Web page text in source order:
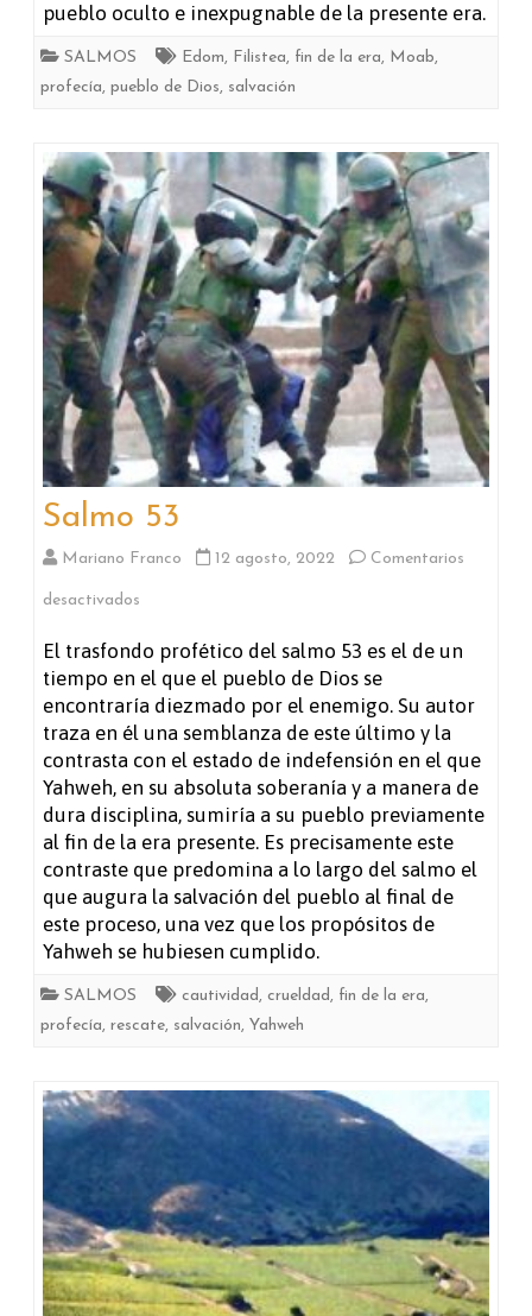
pueblo oculto e inexpugnable de la presente era.
SALMOS Edom, Filistea, fin de la era, Moab,
profecía, pueblo de Dios, salvación
Salmo 53
Mariano Franco 12 agosto, 2022 Comentarios
desactivados
Salmo
53
El trasfondo profético del salmo 53 es el de un
tiempo en el que el pueblo de Dios se
encontraría diezmado por el enemigo. Su autor
traza en él una semblanza de este último y la
contrasta con el estado de indefensión en el que
Yahweh, en su absoluta soberanía y a manera de
dura disciplina, sumiría a su pueblo previamente
al fin de la era presente. Es precisamente este
contraste que predomina a lo largo del salmo el
que augura la salvación del pueblo al final de
este proceso, una vez que los propósitos de
Yahweh se hubiesen cumplido.
SALMOS cautividad, crueldad, fin de la era,
profecía, rescate, salvación, Yahweh